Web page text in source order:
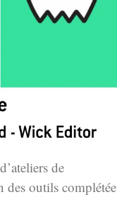
de
des outils complétée